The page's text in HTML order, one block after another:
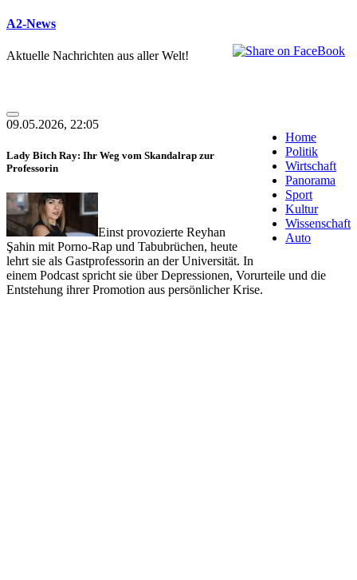
A2-News
Aktuelle Nachrichten aus aller Welt!
Home
Politik
Wirtschaft
Panorama
Sport
Kultur
Wissenschaft
Auto
09.05.2026, 22:05
Lady Bitch Ray: Ihr Weg vom Skandalrap zur
Professorin
Einst provozierte Reyhan
Şahin mit Porno-Rap und Tabubrüchen, heute
lehrt sie als Gastprofessorin an der Universität. In
einem Podcast spricht sie über Depressionen, Vorurteile und die
Entstehung ihrer Promotion aus persönlicher Krise.